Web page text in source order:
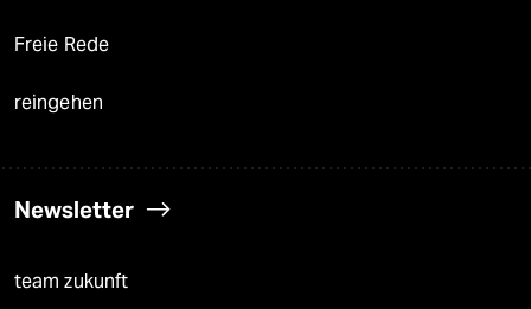
Freie Rede
reingehen
Newsletter
team zukunft